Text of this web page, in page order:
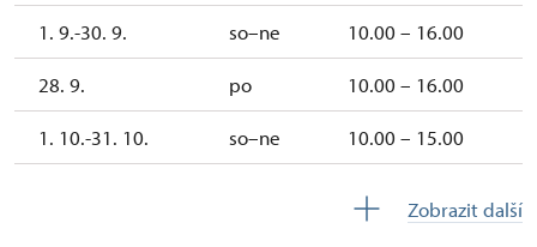
1. 9.-30. 9. so–ne 10.00 – 16.00
28. 9. po 10.00 – 16.00
1. 10.-31. 10. so–ne 10.00 – 15.00
10.00 – 15.00
Zobrazit další